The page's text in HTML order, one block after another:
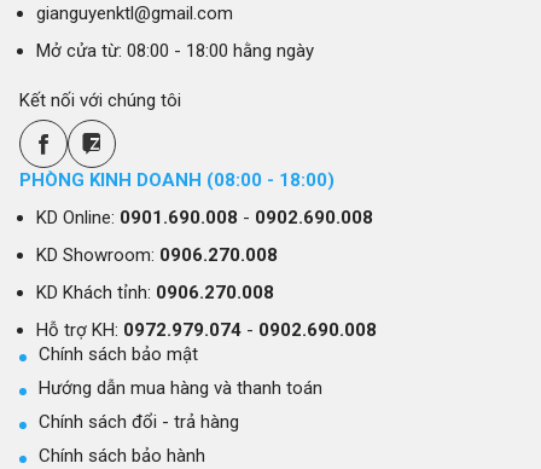
gianguyenktl@gmail.com
Mở cửa từ: 08:00 - 18:00 hằng ngày
Kết nối với chúng tôi
PHÒNG KINH DOANH (08:00 - 18:00)
KD Online: 0901.690.008 - 0902.690.008
KD Showroom: 0906.270.008
KD Khách tỉnh: 0906.270.008
Hỗ trợ KH: 0972.979.074- 0902.690.008
Chính sách bảo mật
Hướng dẫn mua hàng và thanh toán
Chính sách đổi - trả hàng
Chính sách bảo hành